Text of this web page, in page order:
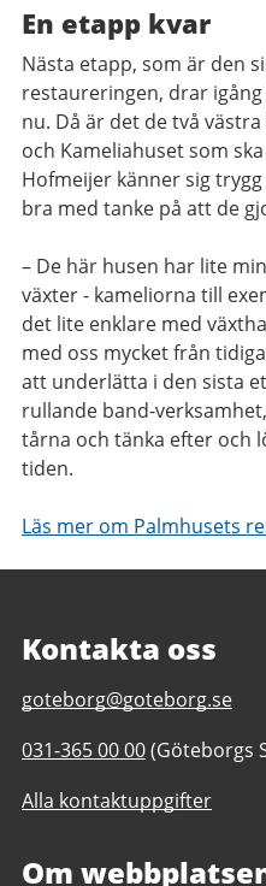
En etapp kvar
Nästa etapp, som är den
restaureringen, drar
nu. Då är det de två
och Kameliahuset som
Hofmeijer känner sig
bra med tanke på att de
– De här husen har lite
växter - kameliorna till
det lite enklare med
med oss mycket från
att underlätta i den sista
rullande band-
tårna och tänka efter och
tiden.
Läs mer om Palmhusets
Kontakta oss
E-
till
Trädgårdsföreningen
goteborg@goteborg.se
Telefonnummer
Trädgårdsföreningen
031-365 00 00(Göteborgs
Alla kontaktuppgifter
Om